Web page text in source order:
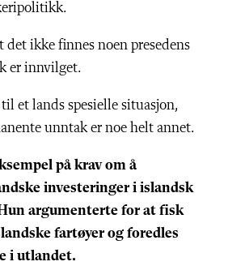
ikke finnes noen presedens
er innvilget.
et lands spesielle situasjon,
unntak er noe helt annet.
på krav om å
investeringer i islandsk
argumenterte for at fisk
fartøyer og foredles
i utlandet.